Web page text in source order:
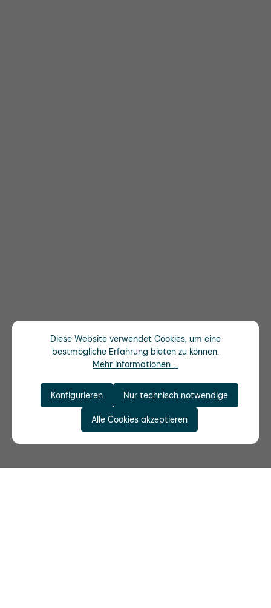
Diese Website verwendet Cookies, um eine
bestmögliche Erfahrung bieten zu können.
Mehr Informationen ...
Nur technisch notwendige
Konfigurieren
Alle Cookies akzeptieren